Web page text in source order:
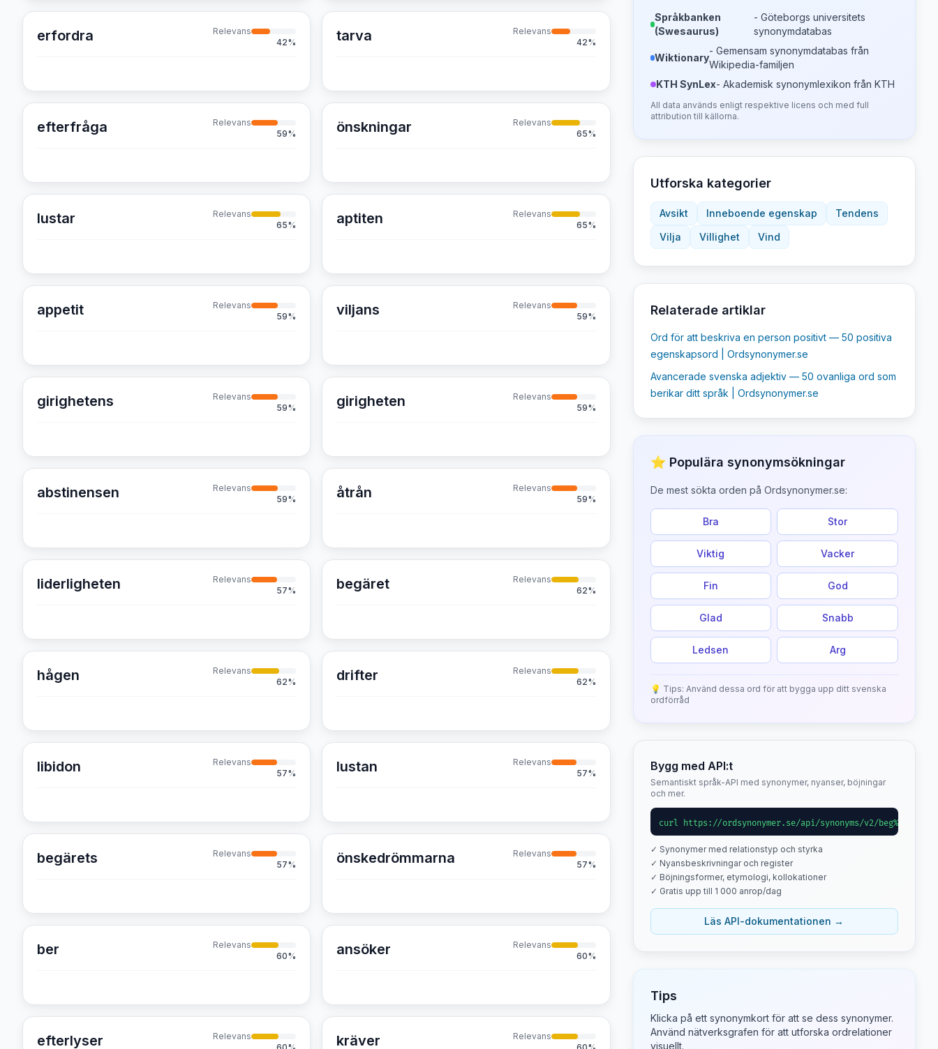
erfordra
Relevans
42% tarva
Relevans
42%
efterfråga
Relevans
59% önskningar
Relevans
65%
lustar
Relevans
65% aptiten
Relevans
65%
appetit
Relevans
59% viljans
Relevans
59%
girighetens
Relevans
59% girigheten
Relevans
59%
abstinensen
Relevans
59% åtrån
Relevans
59%
liderligheten
Relevans
57% begäret
Relevans
62%
hågen
Relevans
62% drifter
Relevans
62%
libidon
Relevans
57% lustan
Relevans
57%
begärets
Relevans
57% önskedrömmarna
Relevans
57%
ber
Relevans
60% ansöker
Relevans
60%
efterlyser
Relevans
kräver
Relevans
Språkbanken
(Swesaurus)
- Göteborgs universitets
synonymdatabas
Wiktionary
- Gemensam synonymdatabas från
Wikipedia-familjen
KTH SynLex- Akademisk synonymlexikon från KTH
All data används enligt respektive licens och med full
attribution till källorna.
Utforska kategorier
Avsikt Inneboende egenskap
Tendens
Vilja
Villighet Vind
Relaterade artiklar
Ord för att beskriva en person positivt — 50 positiva
egenskapsord | Ordsynonymer.se
Avancerade svenska adjektiv — 50 ovanliga ord som
berikar ditt språk | Ordsynonymer.se
⭐ Populära synonymsökningar
De mest sökta orden på Ordsynonymer.se:
Bra Stor
Viktig Vacker
Fin God
Glad Snabb
Ledsen Arg
💡 Tips: Använd dessa ord för att bygga upp ditt svenska
ordförråd
Bygg med API:t
Semantiskt språk-API med synonymer, nyanser, böjningar
och mer.
curl https://ordsynonymer.se/api/synonyms/v2/beg%C3%A4r
✓ Synonymer med relationstyp och styrka
✓ Nyansbeskrivningar och register
✓ Böjningsformer, etymologi, kollokationer
✓ Gratis upp till 1 000 anrop/dag
Läs API-dokumentationen →
Tips
Klicka på ett synonymkort för att se dess synonymer.
Använd nätverksgrafen för att utforska ordrelationer
visuellt.